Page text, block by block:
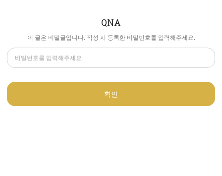
QNA
이 글은 비밀글입니다. 작성 시 등록한 비밀번호를 입력해주세요.
확인